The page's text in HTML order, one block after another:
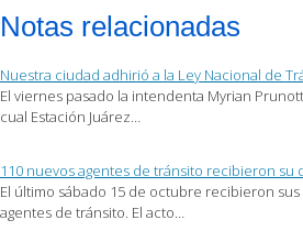
correo
electrónico
amigo
(Se
abre
en
Facebook
(Se
una
ventana
nueva)
en
Twitter
(Se
una
ventana
nueva)
Notas relacionadas
Nuestra ciudad adhirió a la Ley Nacional de
El viernes pasado la intendenta Myrian
cual Estación Juárez…
110 nuevos agentes de tránsito recibieron su
El último sábado 15 de octubre recibieron
agentes de tránsito. El acto…